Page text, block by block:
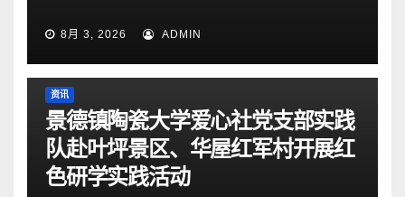
8月 3, 2026 ADMIN
资讯
景德镇陶瓷大学爱心社党支部实践
队赴叶坪景区、华屋红军村开展红
色研学实践活动